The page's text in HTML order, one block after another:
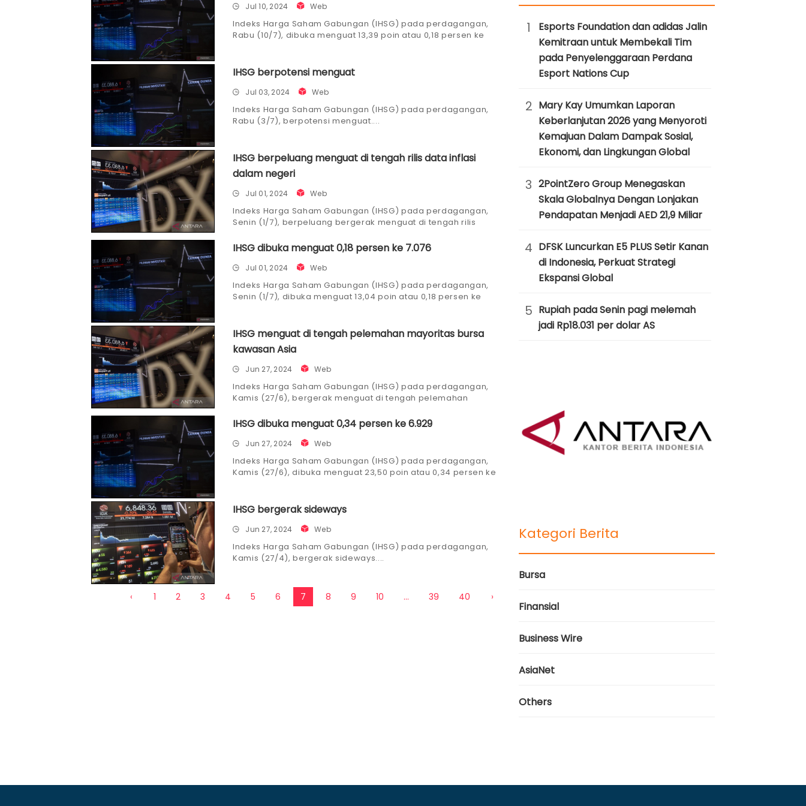
Jul 10, 2024 Web
Indeks Harga Saham Gabungan (IHSG) pada perdagangan,
Rabu (10/7), dibuka menguat 13,39 poin atau 0,18 persen ke
IHSG berpotensi menguat
Jul 03, 2024 Web
Indeks Harga Saham Gabungan (IHSG) pada perdagangan,
Rabu (3/7), berpotensi menguat.
IHSG berpeluang menguat di tengah rilis data inflasi
dalam negeri
Jul 01, 2024 Web
Indeks Harga Saham Gabungan (IHSG) pada perdagangan,
Senin (1/7), berpeluang bergerak menguat di tengah rilis
IHSG dibuka menguat 0,18 persen ke 7.076
Jul 01, 2024 Web
Indeks Harga Saham Gabungan (IHSG) pada perdagangan,
Senin (1/7), dibuka menguat 13,04 poin atau 0,18 persen ke
IHSG menguat di tengah pelemahan mayoritas bursa
kawasan Asia
Jun 27, 2024 Web
Indeks Harga Saham Gabungan (IHSG) pada perdagangan,
Kamis (27/6), bergerak menguat di tengah pelemahan
IHSG dibuka menguat 0,34 persen ke 6.929
Jun 27, 2024 Web
Indeks Harga Saham Gabungan (IHSG) pada perdagangan,
Kamis (27/6), dibuka menguat 23,50 poin atau 0,34 persen ke
IHSG bergerak sideways
Jun 27, 2024 Web
Indeks Harga Saham Gabungan (IHSG) pada perdagangan,
Kamis (27/4), bergerak sideways.
‹ 1 2 3 4 5 6 7 8 9 10 ... 39 40 ›
1
Esports Foundation dan adidas Jalin
Kemitraan untuk Membekali Tim
pada Penyelenggaraan Perdana
Esport Nations Cup
2 Mary Kay Umumkan Laporan
Keberlanjutan 2026 yang Menyoroti
Kemajuan Dalam Dampak Sosial,
Ekonomi, dan Lingkungan Global
3 2PointZero Group Menegaskan
Skala Globalnya Dengan Lonjakan
Pendapatan Menjadi AED 21,9 Miliar
4 DFSK Luncurkan E5 PLUS Setir Kanan
di Indonesia, Perkuat Strategi
Ekspansi Global
5 Rupiah pada Senin pagi melemah
jadi Rp18.031 per dolar AS
Kategori Berita
Bursa
Finansial
Business Wire
AsiaNet
Others